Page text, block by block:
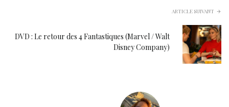
ARTICLE SUIVANT
DVD : Le retour des 4 Fantastiques (Marvel / Walt
Disney Company)